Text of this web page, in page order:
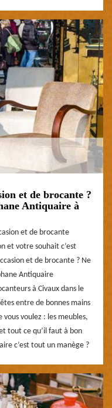
et de brocante ?
Antiquaire à
et de brocante
et votre souhait c’est
et de brocante ? Ne
Antiquaire
à Civaux dans le
entre de bonnes mains
voulez : les meubles,
tout ce qu’il faut à bon
c’est tout un manège ?